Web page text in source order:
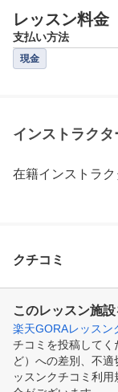
レッスン料金
支払い方法
現金
インストラクタ
在籍インストラク
クチコミ
このレッスン施
楽天GORAレッスン
チコミを投稿して
ど）への差別、不
ッスンクチコミ利